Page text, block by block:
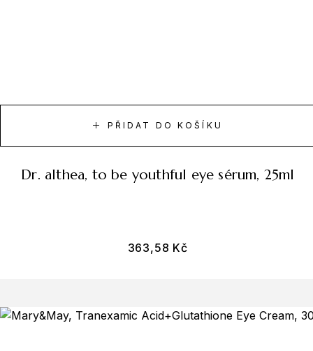
PŘIDAT DO KOŠÍKU
dr. althea, to be youthful eye sérum, 25ml
363,58 Kč